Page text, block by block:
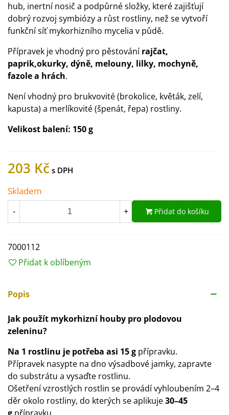
hub, inertní nosič a podpůrné složky, které zajišťují
dobrý rozvoj symbiózy a růst rostliny, než se vytvoří
funkční síť mykorhizního mycelia v půdě.
Přípravek je vhodný pro pěstovánírajčat,
paprik,okurky, dýně, melouny, lilky, mochyně,
fazole a hrách.
Není vhodný pro brukvovité (brokolice, květák, zelí,
kapusta) a merlíkovité (špenát, řepa) rostliny.
Velikost balení: 150 g
203 Kč
Skladem
- + Přidat do košíku
7000112
Přidat k oblíbeným
Popis
Jak použít mykorhizní houby pro plodovou
zeleninu?
Na 1 rostlinu je potřeba asi 15 g přípravku.
Přípravek nasypte na dno výsadbové jamky, zapravte
do substrátu a vysaďte rostlinu.
Ošetření vzrostlých rostlin se provádí vyhloubením 2–4
děr okolo rostliny, do kterých se aplikuje30–45
g přípravku.